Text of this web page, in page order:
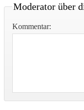
Moderator über
Kommentar: